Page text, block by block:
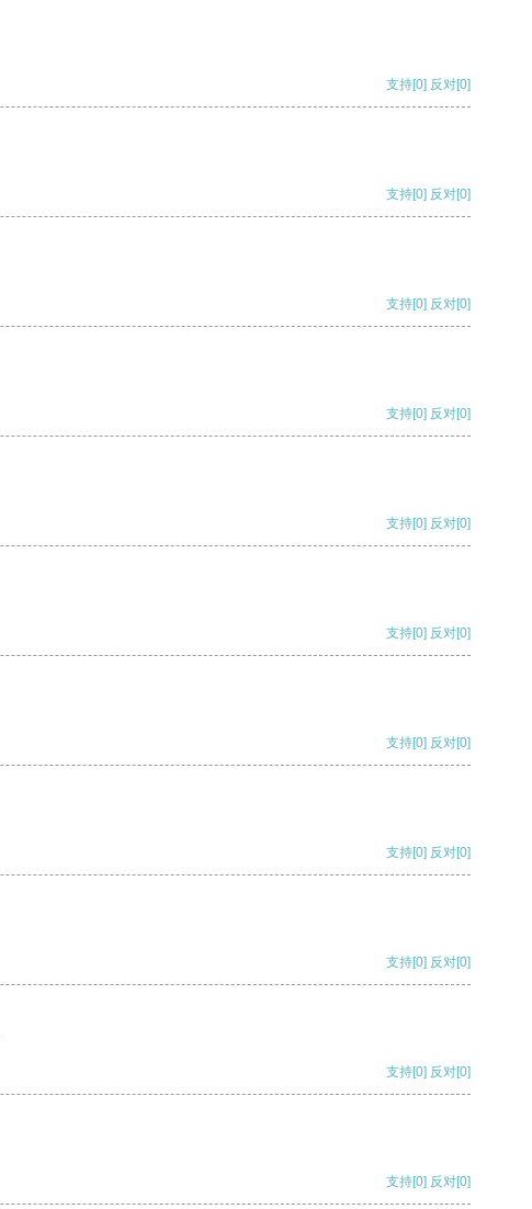
支持[0] 反对[0]
支持[0] 反对[0]
支持[0] 反对[0]
支持[0] 反对[0]
支持[0] 反对[0]
支持[0] 反对[0]
支持[0] 反对[0]
支持[0] 反对[0]
支持[0] 反对[0]
支持[0] 反对[0]
支持[0] 反对[0]